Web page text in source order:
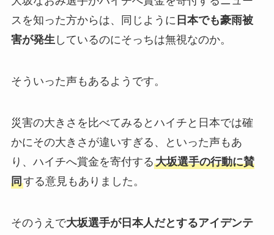
スを知った方からは、同じように 日本でも豪雨被
害が発生しているのにそっちは無視なのか。
そういった声もあるようです。
災害の大きさを比べてみるとハイチと日本では確
かにその大きさが違いすぎる、といった声もあ
り、ハイチへ賞金を寄付する大坂選手の行動に賛
同する意見もありました。
そのうえで大坂選手が日本人だとするアイデンテ